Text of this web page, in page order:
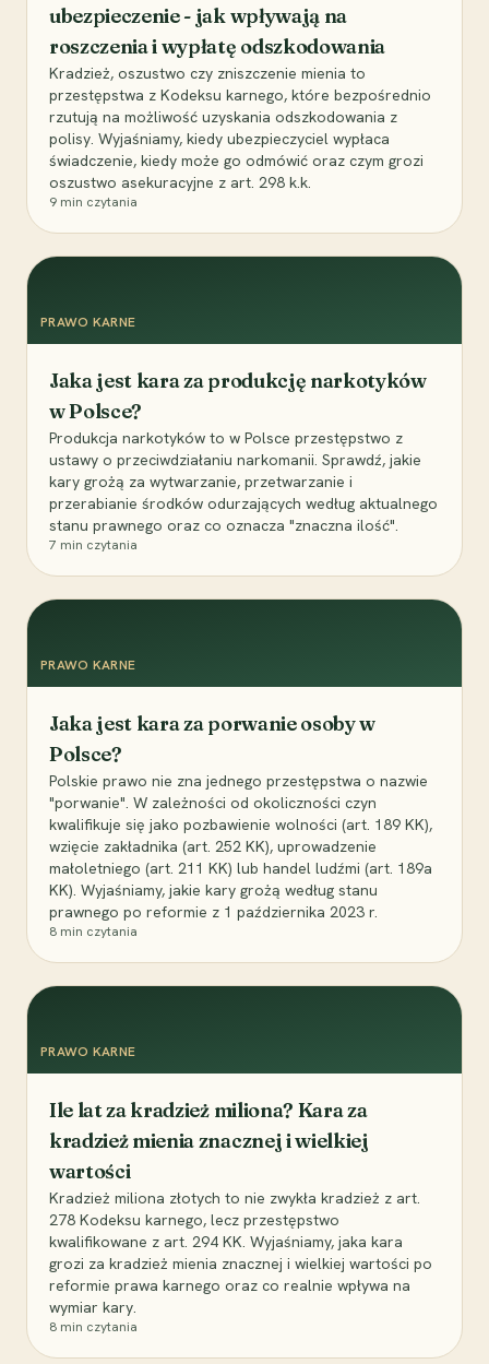
ubezpieczenie - jak wpływają na
roszczenia i wypłatę odszkodowania
Kradzież, oszustwo czy zniszczenie mienia to
przestępstwa z Kodeksu karnego, które bezpośrednio
rzutują na możliwość uzyskania odszkodowania z
polisy. Wyjaśniamy, kiedy ubezpieczyciel wypłaca
świadczenie, kiedy może go odmówić oraz czym grozi
oszustwo asekuracyjne z art. 298 k.k.
9 min czytania
PRAWO KARNE
Jaka jest kara za produkcję narkotyków
w Polsce?
Produkcja narkotyków to w Polsce przestępstwo z
ustawy o przeciwdziałaniu narkomanii. Sprawdź, jakie
kary grożą za wytwarzanie, przetwarzanie i
przerabianie środków odurzających według aktualnego
stanu prawnego oraz co oznacza "znaczna ilość".
7 min czytania
PRAWO KARNE
Jaka jest kara za porwanie osoby w
Polsce?
Polskie prawo nie zna jednego przestępstwa o nazwie
"porwanie". W zależności od okoliczności czyn
kwalifikuje się jako pozbawienie wolności (art. 189 KK),
wzięcie zakładnika (art. 252 KK), uprowadzenie
małoletniego (art. 211 KK) lub handel ludźmi (art. 189a
KK). Wyjaśniamy, jakie kary grożą według stanu
prawnego po reformie z 1 października 2023 r.
8 min czytania
PRAWO KARNE
Ile lat za kradzież miliona? Kara za
kradzież mienia znacznej i wielkiej
wartości
Kradzież miliona złotych to nie zwykła kradzież z art.
278 Kodeksu karnego, lecz przestępstwo
kwalifikowane z art. 294 KK. Wyjaśniamy, jaka kara
grozi za kradzież mienia znacznej i wielkiej wartości po
reformie prawa karnego oraz co realnie wpływa na
wymiar kary.
8 min czytania